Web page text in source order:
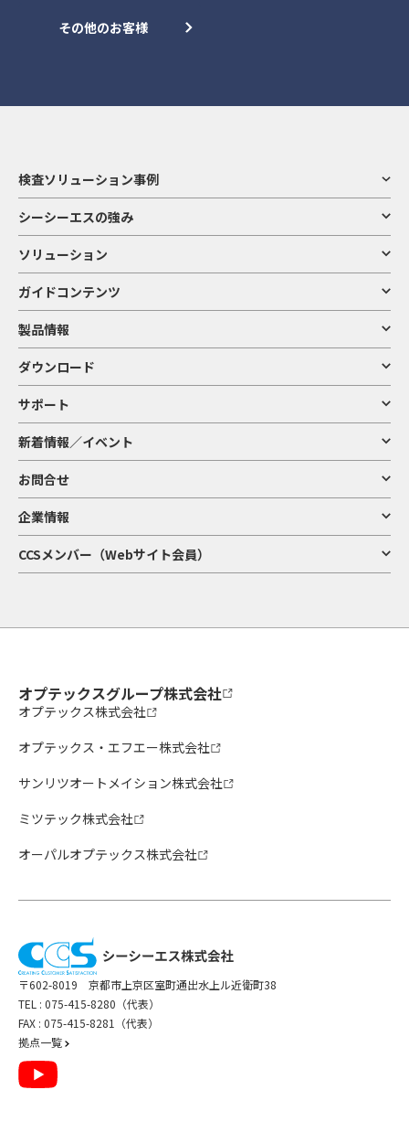
その他のお客様
検査ソリューション事例
シーシーエスの強み
ソリューション
ガイドコンテンツ
製品情報
ダウンロード
サポート
新着情報／イベント
お問合せ
企業情報
CCSメンバー（Webサイト会員）
オプテックスグループ株式会社
オプテックス株式会社
オプテックス・エフエー株式会社
サンリツオートメイション株式会社
ミツテック株式会社
オーパルオプテックス株式会社
〒602-8019 京都市上京区室町通出水上ル近衛町38
TEL : 075-415-8280（代表）
FAX : 075-415-8281（代表）
拠点一覧